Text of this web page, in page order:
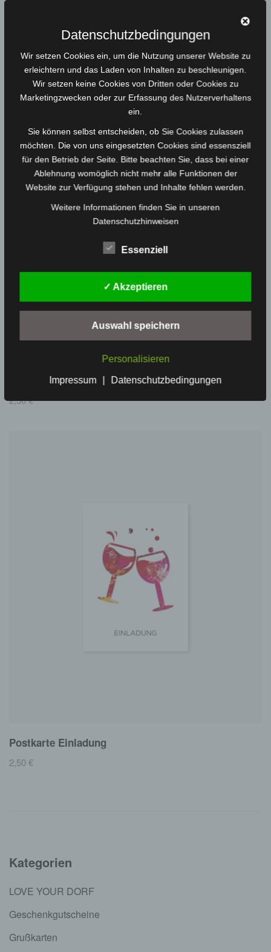
Postkarte Love your Dorf
2,50€
Postkarte Einladung
2,50€
Kategorien
LOVE YOUR DORF
Geschenkgutscheine
Grußkarten
Datenschutzbedingungen
Wir setzen Cookies ein, um die Nutzung unserer Website zu
erleichtern und das Laden von Inhalten zu beschleunigen.
Wir setzen keine Cookies von Dritten oder Cookies zu
Marketingzwecken oder zur Erfassung des Nutzerverhaltens
ein.
Sie können selbst entscheiden, ob Sie Cookies zulassen
möchten. Die von uns eingesetzten Cookies sind essensziell
für den Betrieb der Seite. Bitte beachten Sie, dass bei einer
Ablehnung womöglich nicht mehr alle Funktionen der
Website zur Verfügung stehen und Inhalte fehlen werden.
Weitere Informationen finden Sie in unseren
Datenschutzhinweisen
Essenziell
✓ Akzeptieren
Auswahl speichern
Personalisieren
Impressum Datenschutzbedingungen